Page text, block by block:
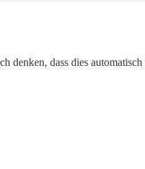
denken, dass dies